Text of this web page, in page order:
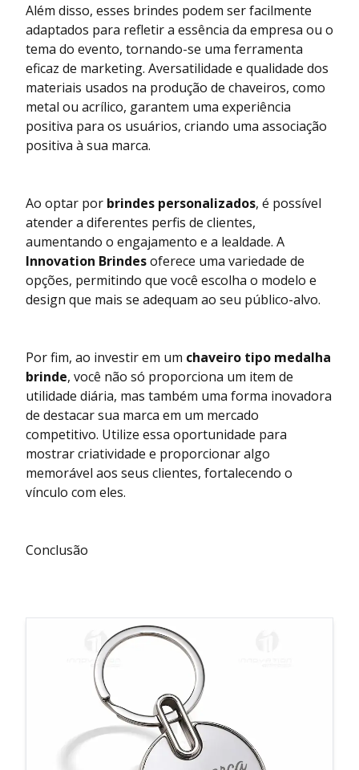
Além disso, esses brindes podem ser facilmente
adaptados para refletir a essência da empresa ou o
tema do evento, tornando-se uma ferramenta
eficaz de marketing. Aversatilidade e qualidade dos
materiais usados na produção de chaveiros, como
metal ou acrílico, garantem uma experiência
positiva para os usuários, criando uma associação
positiva à sua marca.
Ao optar por brindes personalizados, é possível
atender a diferentes perfis de clientes,
aumentando o engajamento e a lealdade. A
Innovation Brindesoferece uma variedade de
opções, permitindo que você escolha o modelo e
design que mais se adequam ao seu público-alvo.
Por fim, ao investir em um chaveiro tipo medalha
brinde, você não só proporciona um item de
utilidade diária, mas também uma forma inovadora
de destacar sua marca em um mercado
competitivo. Utilize essa oportunidade para
mostrar criatividade e proporcionar algo
memorável aos seus clientes, fortalecendo o
vínculo com eles.
Conclusão